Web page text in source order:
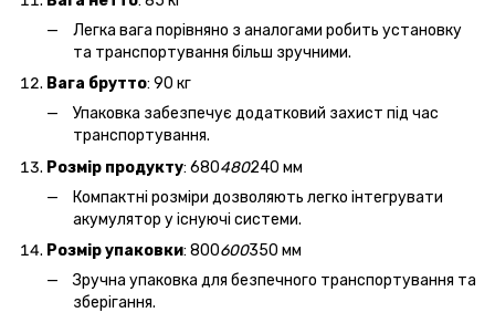
Легка вага порівняно з аналогами робить установку
та транспортування більш зручними.
Вага брутто: 90 кг
Упаковка забезпечує додатковий захист під час
транспортування.
Розмір продукту: 680480240 мм
Компактні розміри дозволяють легко інтегрувати
акумулятор у існуючі системи.
Розмір упаковки: 800600350 мм
Зручна упаковка для безпечного транспортування та
зберігання.